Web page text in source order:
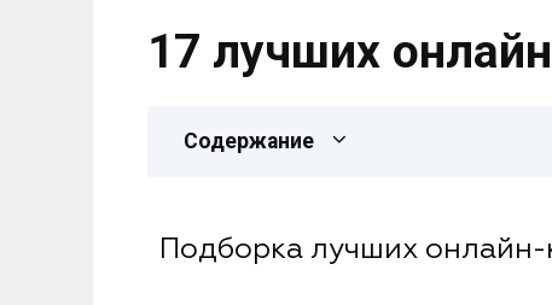
17 лучших
Содержание
Подборка лучших онлайн-